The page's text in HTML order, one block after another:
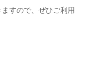
すので、ぜひご利用